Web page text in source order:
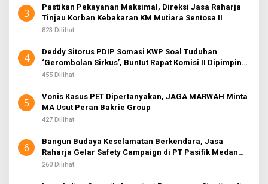
3
Pastikan Pekayanan Maksimal, Direksi Jasa Raharja
Tinjau Korban Kebakaran KM Mutiara Sentosa II
823 Dilihat
4
Deddy Sitorus PDIP Somasi KWP Soal Tuduhan
‘Gerombolan Sirkus’, Buntut Rapat Komisi II Dipimpin
Sufmi Dasco Ahmad
455 Dilihat
5
Vonis Kasus PET Dipertanyakan, JAGA MARWAH Minta
MA Usut Peran Bakrie Group
427 Dilihat
6
Bangun Budaya Keselamatan Berkendara, Jasa
Raharja Gelar Safety Campaign di PT Pasifik Medan
Industri
260 Dilihat